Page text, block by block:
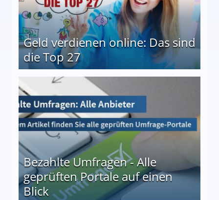
Geld verdienen online: Das sind
die Top 27
Bezahlte Umfragen - Alle
geprüften Portale auf einen
Blick